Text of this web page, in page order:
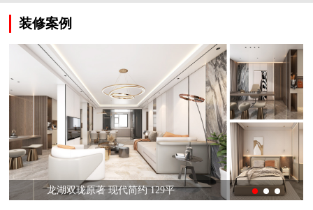
装修案例
龙湖双珑原著 现代简约 129平